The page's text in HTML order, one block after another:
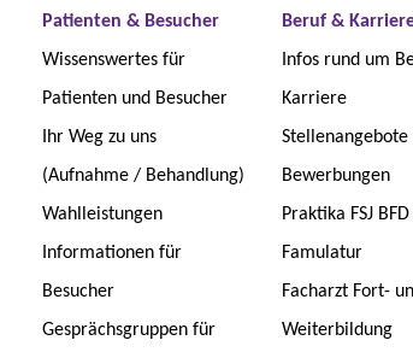
Patienten & Besucher
Wissenswertes für
Patienten und Besucher
Ihr Weg zu uns
(Aufnahme / Behandlung)
Wahlleistungen
Informationen für
Besucher
Gesprächsgruppen für
Beruf &
Infos rund um
Karriere
Stellenangebote
Bewerbungen
Praktika FSJ BFD
Famulatur
Facharzt Fort-
Weiterbildung